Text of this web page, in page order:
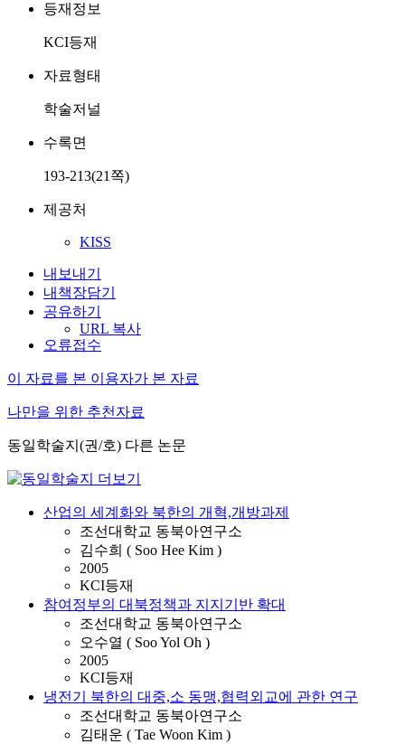
등재정보
KCI등재
자료형태
학술저널
수록면
193-213(21쪽)
제공처
KISS
내보내기
내책장담기
공유하기
URL 복사
오류접수
이 자료를 본 이용자가 본 자료
나만을 위한 추천자료
동일학술지(권/호) 다른 논문
산업의 세계화와 북한의 개혁,개방과제
조선대학교 동북아연구소
김수희 ( Soo Hee Kim )
2005
KCI등재
참여정부의 대북정책과 지지기반 확대
조선대학교 동북아연구소
오수열 ( Soo Yol Oh )
2005
KCI등재
냉전기 북한의 대중,소 동맹,협력외교에 관한 연구
조선대학교 동북아연구소
김태운 ( Tae Woon Kim )